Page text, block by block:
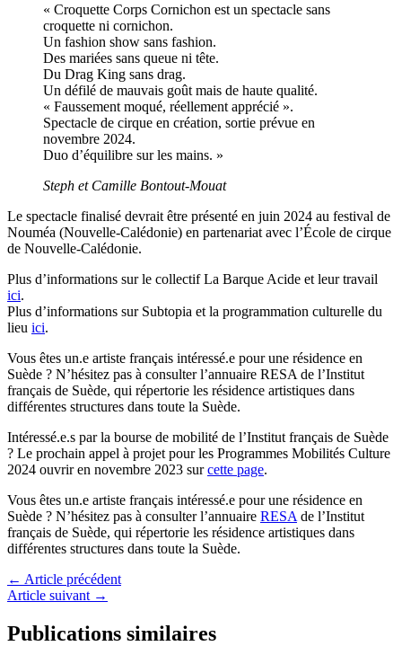
« Croquette Corps Cornichon est un spectacle sans
croquette ni cornichon.
Un fashion show sans fashion.
Des mariées sans queue ni tête.
Du Drag King sans drag.
Un défilé de mauvais goût mais de haute qualité.
« Faussement moqué, réellement apprécié ».
Spectacle de cirque en création, sortie prévue en
novembre 2024.
Duo d’équilibre sur les mains. »
Steph et Camille Bontout-Mouat
Le spectacle finalisé devrait être présenté en juin 2024 au festival de
Nouméa (Nouvelle-Calédonie) en partenariat avec l’École de cirque
de Nouvelle-Calédonie.
Plus d’informations sur le collectif La Barque Acide et leur travail
ici.
Plus d’informations sur Subtopia et la programmation culturelle du
lieu ici.
Vous êtes un.e artiste français intéressé.e pour une résidence en
Suède ? N’hésitez pas à consulter l’annuaire RESA de l’Institut
français de Suède, qui répertorie les résidence artistiques dans
différentes structures dans toute la Suède.
Intéressé.e.s par la bourse de mobilité de l’Institut français de Suède
? Le prochain appel à projet pour les Programmes Mobilités Culture
2024 ouvrir en novembre 2023 surcette page.
Vous êtes un.e artiste français intéressé.e pour une résidence en
Suède ? N’hésitez pas à consulter l’annuaire RESA de l’Institut
français de Suède, qui répertorie les résidence artistiques dans
différentes structures dans toute la Suède.
← Article précédent
Article suivant →
Publications similaires